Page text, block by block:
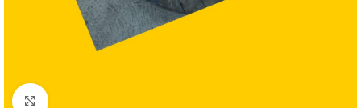
Clic para ampliar